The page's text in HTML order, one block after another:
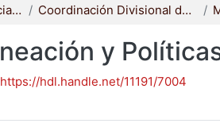
División de Ciencias Sociales y Humanidades Coordinación Divisional de Posgrado
y
https://hdl.handle.net/11191/7004